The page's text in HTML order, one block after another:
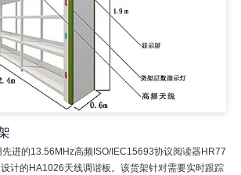
先进的13.56MHz高频ISO/IEC15693协议阅读器HR77
计的HA1026天线调谐板。该货架针对需要实时跟踪